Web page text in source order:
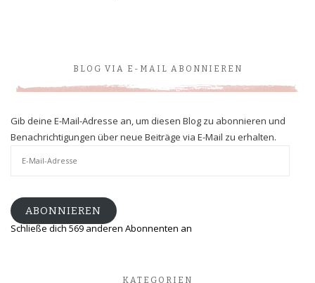
BLOG VIA E-MAIL ABONNIEREN
Gib deine E-Mail-Adresse an, um diesen Blog zu abonnieren und
Benachrichtigungen über neue Beiträge via E-Mail zu erhalten.
ABONNIEREN
Schließe dich 569 anderen Abonnenten an
KATEGORIEN